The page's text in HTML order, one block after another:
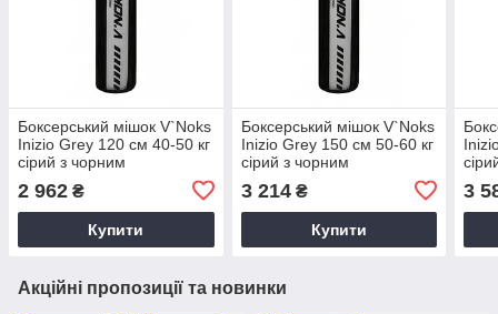
Боксерський мішок V`Noks
Inizio Grey 120 см 40-50 кг
сірий з чорним
2 962 ₴
Купити
Боксерський мішок V`Noks
Inizio Grey 150 см 50-60 кг
сірий з чорним
3 214₴
Купити
3
Акційні пропозиції та новинки